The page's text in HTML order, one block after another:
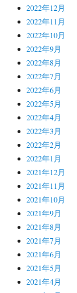
2022年12月
2022年11月
2022年10月
2022年9月
2022年8月
2022年7月
2022年6月
2022年5月
2022年4月
2022年3月
2022年2月
2022年1月
2021年12月
2021年11月
2021年10月
2021年9月
2021年8月
2021年7月
2021年6月
2021年5月
2021年4月